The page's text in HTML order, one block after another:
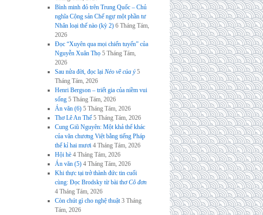
Bình minh đỏ trên Trung Quốc – Chủ
nghĩa Cộng sản Chế ngự một phần tư
Nhân loại thế nào (kỳ 2) 6 Tháng Tám,
2026
Đọc “Xuyên qua mọi chiến tuyến” của
Nguyễn Xuân Thọ 5 Tháng Tám,
2026
Sau nửa đời, đọc lại Nẻo về của ý 5
Tháng Tám, 2026
Henri Bergson – triết gia của niềm vui
sống 5 Tháng Tám, 2026
Án văn (6) 5 Tháng Tám, 2026
Thơ Lê An Thế 5 Tháng Tám, 2026
Cung Giũ Nguyên: Một khả thể khác
của văn chương Việt bằng tiếng Pháp
thế kỉ hai mươi 4 Tháng Tám, 2026
Hội hè 4 Tháng Tám, 2026
Án văn (5) 4 Tháng Tám, 2026
Khi thực tại trở thành đức tin cuối
cùng: Đọc Brodsky từ bài thơCô đơn
4 Tháng Tám, 2026
Còn chút gì cho nghệ thuật 3 Tháng
Tám, 2026